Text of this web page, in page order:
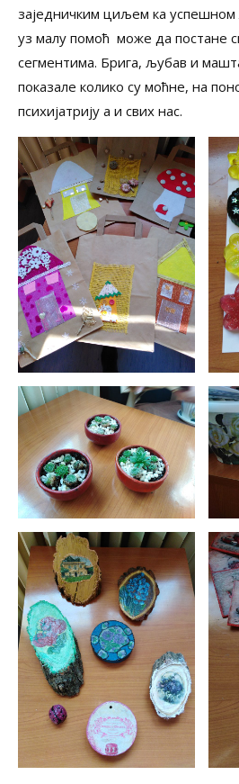
заједничким циљем ка
уз малу помоћ може да постане
сегментима. Брига, љубав и
показале колико су моћне, на
психијатрију а и свих нас.